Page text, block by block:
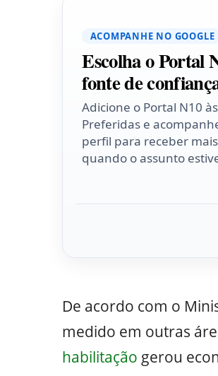
ACOMPANHE NO GOOGLE
Escolha o Portal
fonte de
Adicione o Portal N10
Preferidas e
perfil para receber
quando o assunto
De acordo com o
medido em outras
habilitação gerou